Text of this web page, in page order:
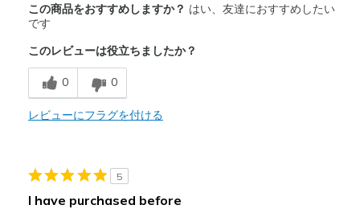
Attractive Design
Comfortable
Durable
商品が期待と異なったレビュー
以下に最適
at work
この商品をおすすめしますか？ はい、友達におすすめしたい
です
このレビューは役立ちましたか？
0 0
レビューにフラグを付ける
5
I have purchased before